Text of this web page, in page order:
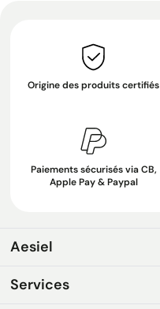
Origine des produits certifiés
Paiements sécurisés via CB,
Apple Pay & Paypal
Aesiel
Services